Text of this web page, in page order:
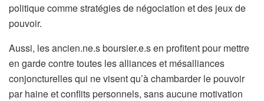
politique comme stratégies de négociation et des jeux de
pouvoir.
Aussi, les ancien.ne.s boursier.e.s en profitent pour mettre
en garde contre toutes les alliances et mésalliances
conjoncturelles qui ne visent qu’à chambarder le pouvoir
par haine et conflits personnels, sans aucune motivation